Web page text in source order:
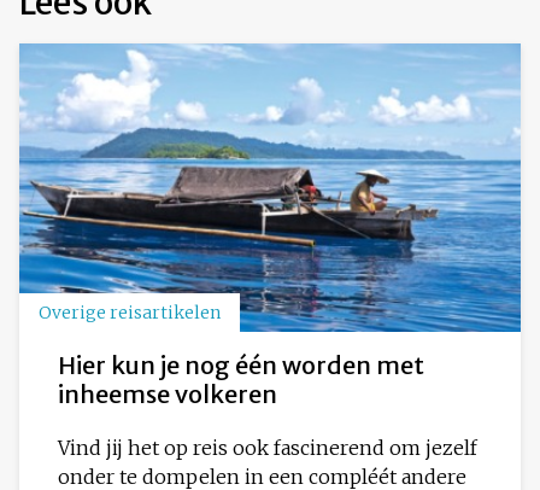
Overige reisartikelen
Hier kun je nog één worden met
inheemse volkeren
Vind jij het op reis ook fascinerend om jezelf
onder te dompelen in een compléét andere